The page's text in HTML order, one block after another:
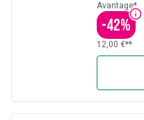
Avantage*
-42%
12,00 €**